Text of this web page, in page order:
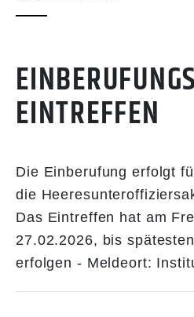
EINTREFFEN
Die Einberufung erfolgt
die
Das Eintreffen hat am
27.02.2026, bis
erfolgen - Meldeort: